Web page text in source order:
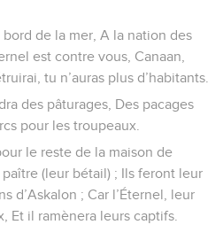
de la mer, A la nation des
est contre vous, Canaan,
tu n’auras plus d’habitants.
des pâturages, Des pacages
pour les troupeaux.
le reste de la maison de
paître (leur bétail) ; Ils feront leur
d’Askalon ; Car l’Éternel, leur
Et il ramènera leurs captifs.